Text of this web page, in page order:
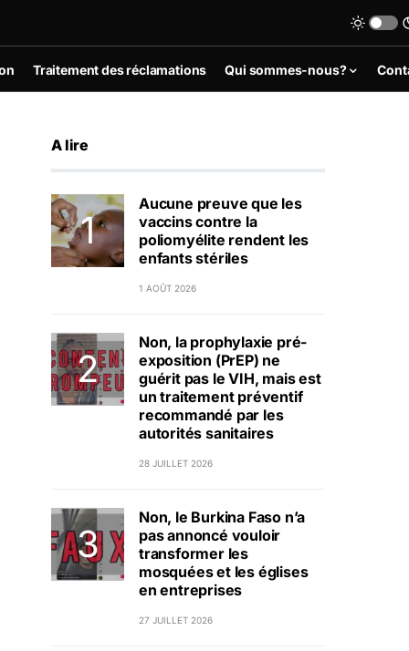
Traitement des réclamations Qui sommes-nous?
A lire
Aucune preuve que les
vaccins contre la
poliomyélite rendent les
enfants stériles
1 AOÛT 2026
Non, la prophylaxie pré-
exposition (PrEP) ne
guérit pas le VIH, mais est
un traitement préventif
recommandé par les
autorités sanitaires
28 JUILLET 2026
Non, le Burkina Faso n’a
pas annoncé vouloir
transformer les
mosquées et les églises
en entreprises
27 JUILLET 2026